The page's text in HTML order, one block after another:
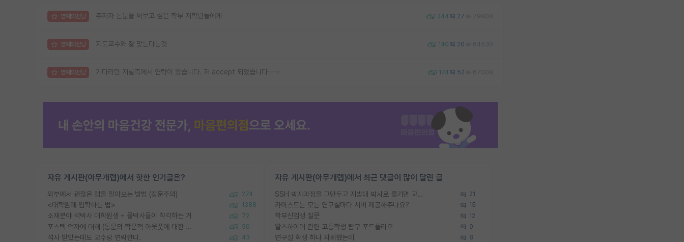
명예의전당 주저자 논문을 써보고 싶은 학부 저학년들에게 244 27 79808
명예의전당 지도교수와 잘 맞는다는것 140 20 64530
명예의전당 기다리던 저널측에서 연락이 왔습니다. 저 accept 되었습니다ㅠㅠ 174 52 67008
자유 게시판(아무개랩)에서 핫한 인기글은?
외부에서 괜찮은 랩을 알아보는 방법 (장문주의) 274
<대학원에 입학하는 법> 1388
소재분야 석박사 대학원생 + 물박사들이 착각하는 거 72
포스텍 억까에 대해 (동문의 학문적 아웃풋에 대한 반박) 50
석사 받았는데도 교수랑 연락한다. 43
자유 게시판(아무개랩)에서 최근 댓글이 많이 달린 글
SSH 박사과정을 그만두고 지방대 박사로 옮기면 교수의 꿈은 끝일까요? 21
카이스트는 모든 연구실마다 서버 제공해주나요? 15
학부신입생 질문 12
알츠하이머 관련 고등학생 탐구 포트폴리오 9
연구실 학생 하나 자퇴했는데 8